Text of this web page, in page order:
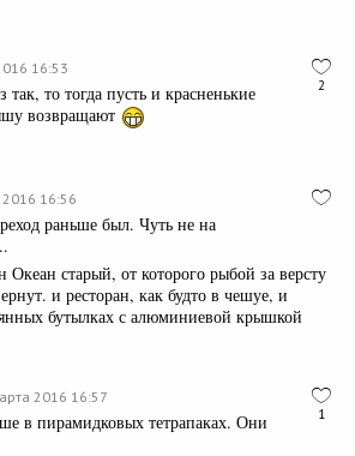
2
16:53
так, то тогда пусть и красненькие
возвращают
16:56
раньше был. Чуть не на
Океан старый, от которого рыбой за версту
и ресторан, как будто в чешуе, и
бутылках с алюминиевой крышкой
1
2016 16:57
в пирамидковых тетрапаках. Они